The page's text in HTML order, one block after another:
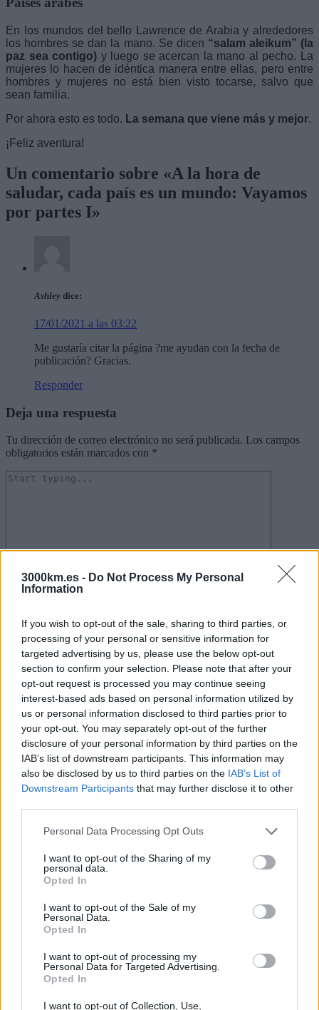
3000km.es - Do Not Process My Personal
Information
If you wish to opt-out of the sale, sharing to third parties, or
processing of your personal or sensitive information for
targeted advertising by us, please use the below opt-out
section to confirm your selection. Please note that after your
opt-out request is processed you may continue seeing
interest-based ads based on personal information utilized by
us or personal information disclosed to third parties prior to
your opt-out. You may separately opt-out of the further
disclosure of your personal information by third parties on the
IAB’s list of downstream participants. This information may
also be disclosed by us to third parties on the IAB’s List of
Downstream Participants that may further disclose it to other
Please note that this website/app uses one or more Google
not limited to your visit or usage behaviour. You may click to
grant or deny consent to Google and its third-party tags to
use your data for below specified purposes in below Google
consent section.
Personal Data Processing Opt Outs
I want to opt-out of the Sharing of my
personal data.
Opted In
I want to opt-out of the Sale of my
Personal Data.
Opted In
I want to opt-out of processing my
Personal Data for Targeted Advertising.
Opted In
I want to opt-out of Collection, Use,
En los mundos del bello Lawrence de Arabia y alrededores
los hombres se dan la mano. Se dicen “salam aleikum” (la
paz sea contigo) y luego se acercan la mano al pecho. La
mujeres lo hacen de idéntica manera entre ellas, pero entre
hombres y mujeres no está bien visto tocarse, salvo que
sean familia.
Por ahora esto es todo. La semana que viene más y mejor.
¡Feliz aventura!
Un comentario sobre «A la hora de
saludar, cada país es un mundo: Vayamos
por partes I»
Ashley dice:
17/01/2021 a las 03:22
Me gustaría citar la página ?me ayudan con la fecha de
publicación? Gracias.
Responder
Deja una respuesta
Tu dirección de correo electrónico no será publicada. Los campos
obligatorios están marcados con *
Puedes usar estas etiquetas y atributosHTML:
<blockquote cite=""> <cite> <code> <del datetime=""> <em> <i>
<q cite=""> <s> <strike> <strong>
Nombre*
Correo electrónico *
Web
El periodo de verificación de reCAPTCHA ha caducado. Por favor,
recarga la página.
AQUÍ....